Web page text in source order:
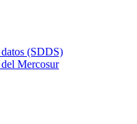
(SDDS)
Mercosur